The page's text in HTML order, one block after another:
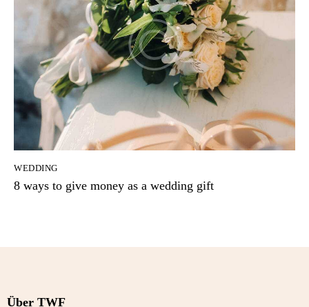
WEDDING
8 ways to give money as a wedding gift
Über TWF